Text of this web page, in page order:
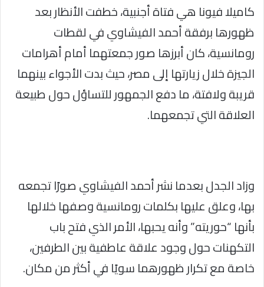
كاميلا فيونا هي فتاة أجنبية، خطفت الأنظار بعد
ظهورها برفقة أحمد الفيشاوي في لقطات
رومانسية، كان أبرزها صور جمعتهما أمام أهرامات
الجيزة خلال زيارتها إلى مصر، حيث بدت الأجواء بينهما
قريبة ولافتة، ما دفع الجمهور للتساؤل حول طبيعة
العلاقة التي تجمعهما.
وزاد الجدل بعدما نشر أحمد الفيشاوي صورًا تجمعه
بها، وعلق عليها بكلمات رومانسية وصفها خلالها
بأنها “حوريته” وأنه يحبها، الأمر الذي فتح باب
التكهنات حول وجود علاقة عاطفية بين الطرفين،
خاصة مع تكرار ظهورهما سويًا في أكثر من مكان.